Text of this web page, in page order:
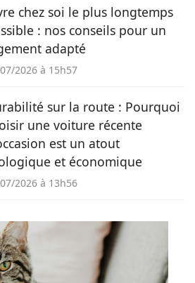
chez soi le plus longtemps
: nos conseils pour un
adapté
2026 à 15h57
sur la route : Pourquoi
une voiture récente
est un atout
et économique
2026 à 13h56